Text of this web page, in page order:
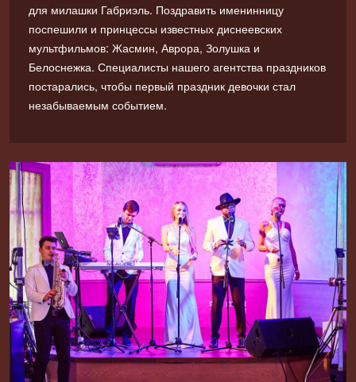
для милашки Габриэль. Поздравить именинницу
поспешили и принцессы известных диснеевских
мультфильмов: Жасмин, Аврора, Золушка и
Белоснежка. Специалисты нашего агентства праздников
постарались, чтобы первый праздник девочки стал
незабываемым событием.